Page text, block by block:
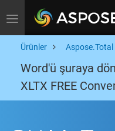
Toggle navigation
Ürünler Aspose.Total
Word'ü şuraya
XLTX FREE